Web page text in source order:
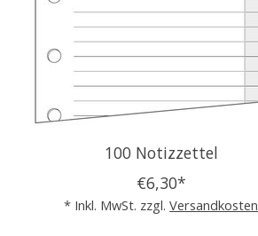
100 Notizzettel
€6,30*
* Inkl. MwSt. zzgl.Versandkosten